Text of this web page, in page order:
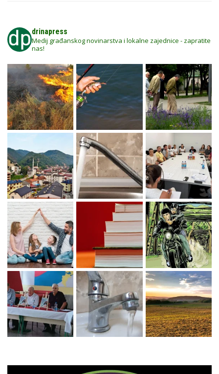
drinapress
Medij građanskog novinarstva i lokalne zajednice - zapratite
nas!